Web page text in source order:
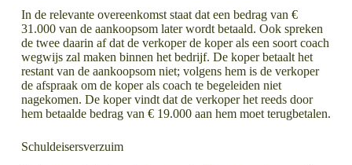
In de relevante overeenkomst staat dat een bedrag van €
31.000 van de aankoopsom later wordt betaald. Ook spreken
de twee daarin af dat de verkoper de koper als een soort coach
wegwijs zal maken binnen het bedrijf. De koper betaalt het
restant van de aankoopsom niet; volgens hem is de verkoper
de afspraak om de koper als coach te begeleiden niet
nagekomen. De koper vindt dat de verkoper het reeds door
hem betaalde bedrag van € 19.000 aan hem moet terugbetalen.
Schuldeisersverzuim